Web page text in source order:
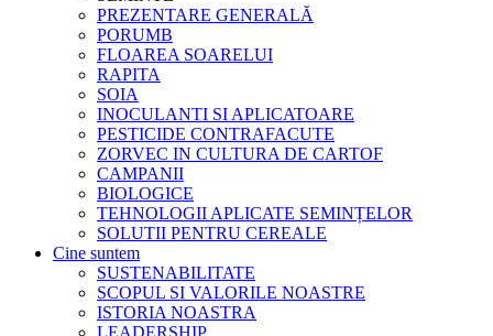
PREZENTARE GENERALĂ
PORUMB
FLOAREA SOARELUI
RAPITA
SOIA
INOCULANTI SI APLICATOARE
PESTICIDE CONTRAFACUTE
ZORVEC IN CULTURA DE CARTOF
CAMPANII
BIOLOGICE
TEHNOLOGII APLICATE SEMINȚELOR
SOLUTII PENTRU CEREALE
Cine suntem
SUSTENABILITATE
SCOPUL SI VALORILE NOASTRE
ISTORIA NOASTRA
LEADERSHIP